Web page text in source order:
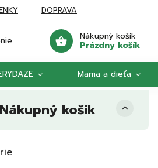
DOPRAVA
Nákupný košík
Prázdny košík
Mama a dieťa
Nákupný košík